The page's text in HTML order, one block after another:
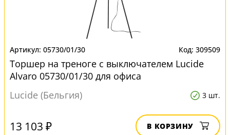
05730/01/30 309509
Торшер на треноге с выключателем Lucide
Alvaro 05730/01/30 для офиса
Lucide (Бельгия)
3 шт.
13 103 ₽ В КОРЗИНУ